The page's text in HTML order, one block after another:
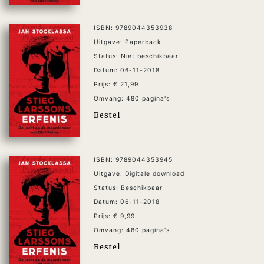
ISBN: 9789044353938
Uitgave: Paperback
Status: Niet beschikbaar
Datum: 06-11-2018
Prijs: € 21,99
Omvang: 480 pagina's
Bestel
ISBN: 9789044353945
Uitgave: Digitale download
Status: Beschikbaar
Datum: 06-11-2018
Prijs: € 9,99
Omvang: 480 pagina's
Bestel